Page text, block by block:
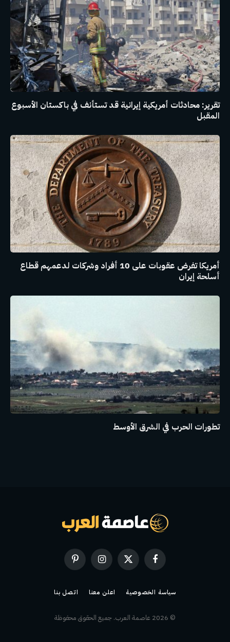
تقرير: محادثات أمريكية إيرانية قد تستأنف في باكستان الأسبوع
المقبل
أمريكا تفرض عقوبات على 10 أفراد وشركات لدعمهم قطاع
أسلحة إيران
تطورات الحرب في الشرق الأوسط
فيسبوك
X
(Twitter)
الانستغرامبينتيريست
سياسة الخصوصية اعلن معنا اتصل بنا
© 2026 عاصمة العرب. جميع الحقوق محفوظة